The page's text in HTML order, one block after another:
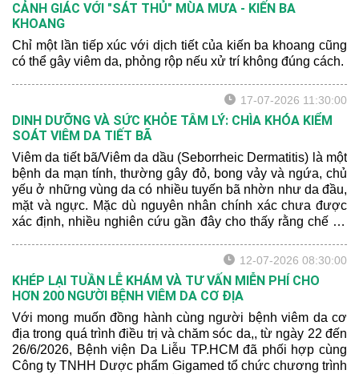
CẢNH GIÁC VỚI "SÁT THỦ" MÙA MƯA - KIẾN BA
KHOANG
Chỉ một lần tiếp xúc với dịch tiết của kiến ba khoang cũng
có thể gây viêm da, phỏng rộp nếu xử trí không đúng cách.
17-07-2026 11:30:00
DINH DƯỠNG VÀ SỨC KHỎE TÂM LÝ: CHÌA KHÓA KIỂM
SOÁT VIÊM DA TIẾT BÃ
Viêm da tiết bã/Viêm da dầu (Seborrheic Dermatitis) là một
bệnh da mạn tính, thường gây đỏ, bong vảy và ngứa, chủ
yếu ở những vùng da có nhiều tuyến bã nhờn như da đầu,
mặt và ngực. Mặc dù nguyên nhân chính xác chưa được
xác định, nhiều nghiên cứu gần đây cho thấy rằng chế độ
12-07-2026 08:30:00
KHÉP LẠI TUẦN LỄ KHÁM VÀ TƯ VẤN MIỄN PHÍ CHO
HƠN 200 NGƯỜI BỆNH VIÊM DA CƠ ĐỊA
Với mong muốn đồng hành cùng người bệnh viêm da cơ
địa trong quá trình điều trị và chăm sóc da,, từ ngày 22 đến
26/6/2026, Bệnh viện Da Liễu TP.HCM đã phối hợp cùng
Công ty TNHH Dược phẩm Gigamed tổ chức chương trình